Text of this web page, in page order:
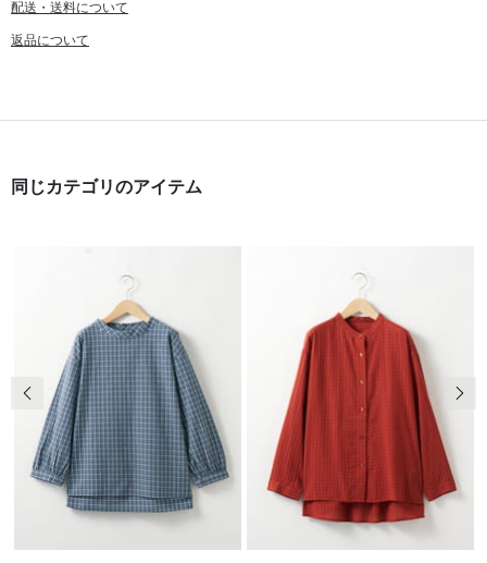
配送・送料について
返品について
同じカテゴリのアイテム
前の画像